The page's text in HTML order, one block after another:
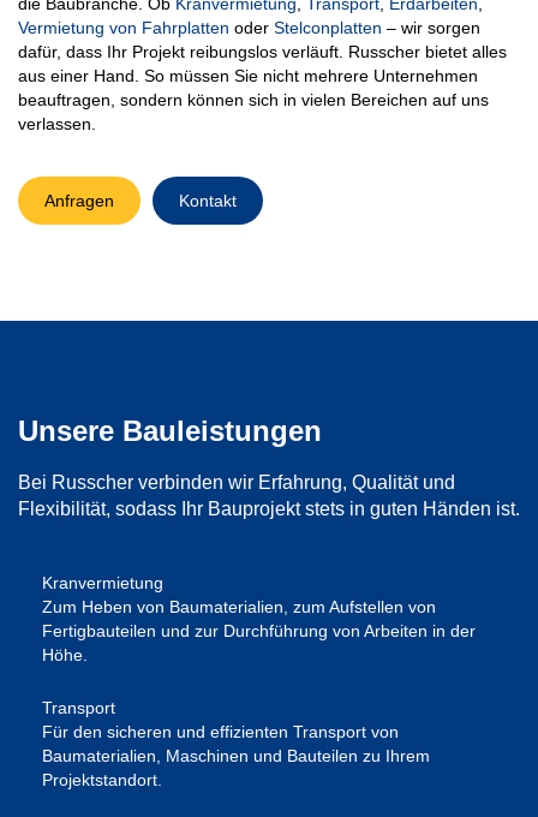
Vermietung von Fahrplatten oder Stelconplatten – wir sorgen
dafür, dass Ihr Projekt reibungslos verläuft. Russcher bietet alles
aus einer Hand. So müssen Sie nicht mehrere Unternehmen
beauftragen, sondern können sich in vielen Bereichen auf uns
verlassen.
Anfragen Kontakt
Unsere Bauleistungen
Bei Russcher verbinden wir Erfahrung, Qualität und
Flexibilität, sodass Ihr Bauprojekt stets in guten Händen ist.
Kranvermietung
Zum Heben von Baumaterialien, zum Aufstellen von
Fertigbauteilen und zur Durchführung von Arbeiten in der
Höhe.
Transport
Für den sicheren und effizienten Transport von
Baumaterialien, Maschinen und Bauteilen zu Ihrem
Projektstandort.